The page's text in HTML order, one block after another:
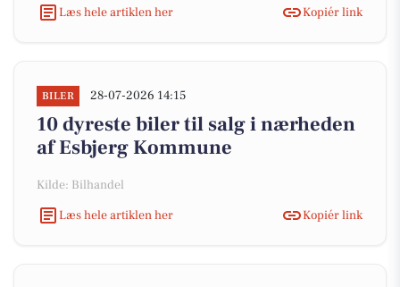
Læs hele artiklen her
Kopiér link
BILER 28-07-2026 14:15
10 dyreste biler til salg i nærheden
af Esbjerg Kommune
Kilde: Bilhandel
Læs hele artiklen her
Kopiér link